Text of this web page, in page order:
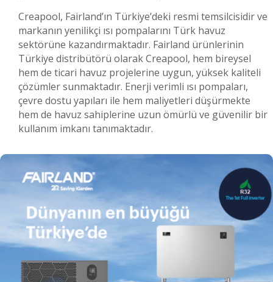
Creapool, Fairland’ın Türkiye’deki resmi temsilcisidir ve
markanın yenilikçi ısı pompalarını Türk havuz
sektörüne kazandırmaktadır. Fairland ürünlerinin
Türkiye distribütörü olarak Creapool, hem bireysel
hem de ticari havuz projelerine uygun, yüksek kaliteli
çözümler sunmaktadır. Enerji verimli ısı pompaları,
çevre dostu yapıları ile hem maliyetleri düşürmekte
hem de havuz sahiplerine uzun ömürlü ve güvenilir bir
kullanım imkanı tanımaktadır.